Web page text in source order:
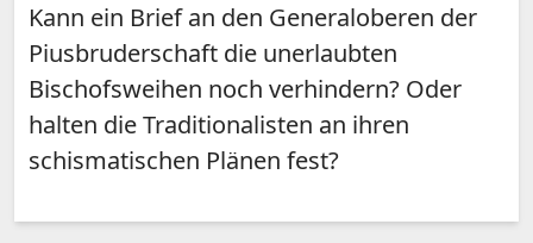
Kann ein Brief an den Generaloberen der
Piusbruderschaft die unerlaubten
Bischofsweihen noch verhindern? Oder
halten die Traditionalisten an ihren
schismatischen Plänen fest?